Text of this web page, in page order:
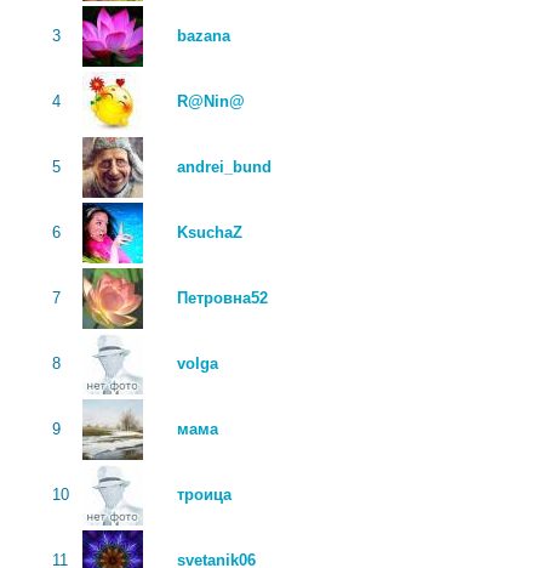
3 bazana
4 R@Nin@
5 andrei_bund
6 KsuchaZ
7 Петровна52
8 volga
9 мама
10 троица
11 svetanik06